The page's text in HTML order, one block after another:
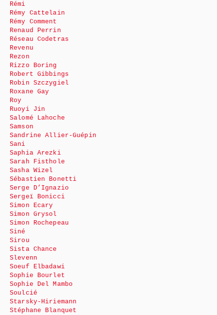
Rémi
Rémy Cattelain
Rémy Comment
Renaud Perrin
Réseau Codetras
Revenu
Rezon
Rizzo Boring
Robert Gibbings
Robin Szczygiel
Roxane Gay
Roy
Ruoyi Jin
Salomé Lahoche
Samson
Sandrine Allier-Guépin
Sani
Saphia Arezki
Sarah Fisthole
Sasha Wizel
Sébastien Bonetti
Serge D’Ignazio
Sergeï Bonicci
Simon Ecary
Simon Grysol
Simon Rochepeau
Siné
Sirou
Sista Chance
Slevenn
Soeuf Elbadawi
Sophie Bourlet
Sophie Del Mambo
Soulcié
Starsky-Hiriemann
Stéphane Blanquet